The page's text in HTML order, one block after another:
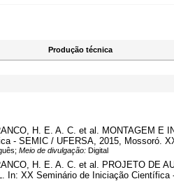
Produção técnica
H. E. A. C. et al. MONTAGEM E
- SEMIC / UFERSA, 2015, Mossoró.
Meio de divulgação: Digital
H. E. A. C. et al. PROJETO DE
In: XX Seminário de Iniciação